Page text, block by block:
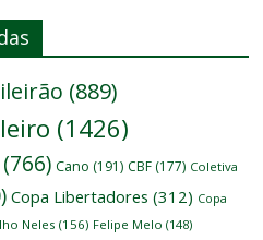
(889)
(1426)
(766) Cano (191) CBF (177) Coletiva
Copa Libertadores (312) Copa
Neles (156) Felipe Melo (148)